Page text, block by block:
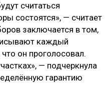
считаться
состоятся», — считает
заключается в том,
каждый
он проголосовал.
— подчеркнула
гарантию